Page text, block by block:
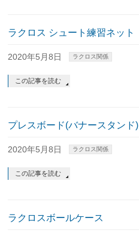
ラクロス シュート練習ネット
2020年5月8日 ラクロス関係
この記事を読む
プレスボード(バナースタンド)
2020年5月8日 ラクロス関係
この記事を読む
ラクロスボールケース